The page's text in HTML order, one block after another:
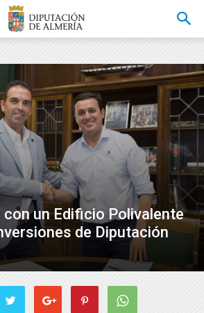
un Edificio Polivalente
de Diputación